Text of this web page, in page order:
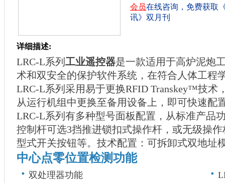
会员在线咨询，免费获取
讯》双月刊
详细描述:
LRC-L系列 工业遥控器是一款适用于高炉泥炮
术和双安全的保护软件系统，在符合人体工程
LRC-L系列采用易于更换RFID Transkey™技术
从运行机组中更换至备用设备上，即可快速配
LRC-L系列有多种型号面板配置，从标准产品
控制杆可选3挡推进锁扣式操作杆，或无级操
型式开关按钮等。技术配置：可拆卸式双地址
中心点零位置检测功能
・ 双处理器功能 ・